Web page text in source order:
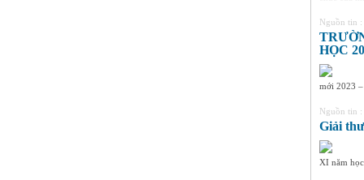
Nguồn tin :
HỌC
mới 2023 –
Nguồn tin :
Giải
XI năm học